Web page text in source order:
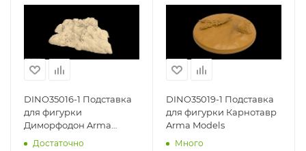
DINO35016-1 Подставка
для фигурки
Диморфодон Arma
Models
Достаточно
DINO35019-1 Подставка
для фигурки Карнотавр
Arma Models
Много